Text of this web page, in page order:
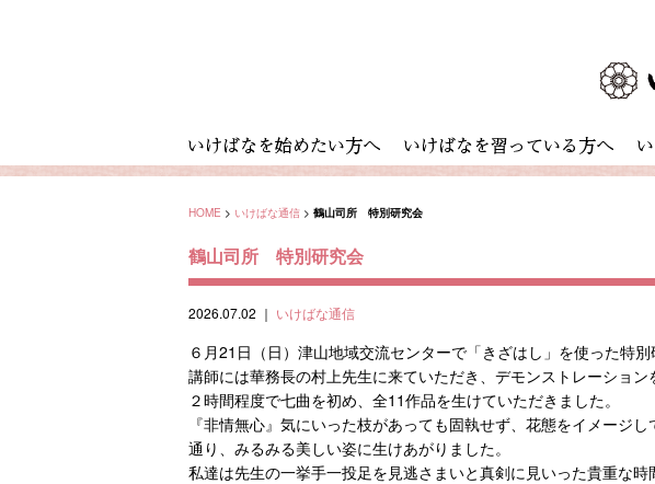
HOME > いけばな通信 > 鶴山司所 特別研究会
鶴山司所 特別研究会
2026.07.02 ｜ いけばな通信
６月21日（日）津山地域交流センターで「きざはし」を使った特別
講師には華務長の村上先生に来ていただき、デモンストレーション
２時間程度で七曲を初め、全11作品を生けていただきました。
『非情無心』気にいった枝があっても固執せず、花態をイメージ
通り、みるみる美しい姿に生けあがりました。
私達は先生の一挙手一投足を見逃さまいと真剣に見いった貴重な時